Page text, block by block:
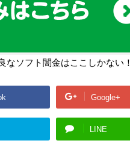
なソフト闇金はここしかない！
Google+
LINE